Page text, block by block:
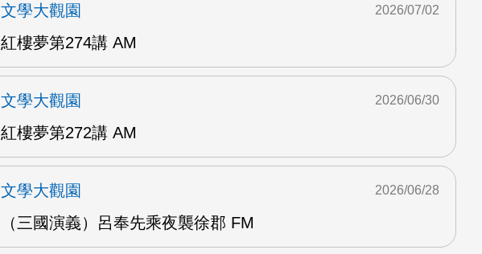
文學大觀園
紅樓夢第274講 AM
2026/07/02
文學大觀園
紅樓夢第272講 AM
2026/06/30
文學大觀園
（三國演義）呂奉先乘夜襲徐郡 FM
2026/06/28